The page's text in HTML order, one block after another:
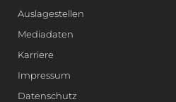
Auslagestellen
Mediadaten
Karriere
Impressum
Datenschutz